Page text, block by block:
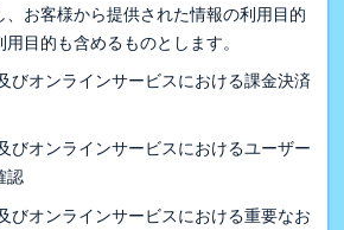
、お客様から提供された情報の利用目的
目的も含めるものとします。
びオンラインサービスにおける課金決済
びオンラインサービスにおけるユーザー
認
びオンラインサービスにおける重要なお